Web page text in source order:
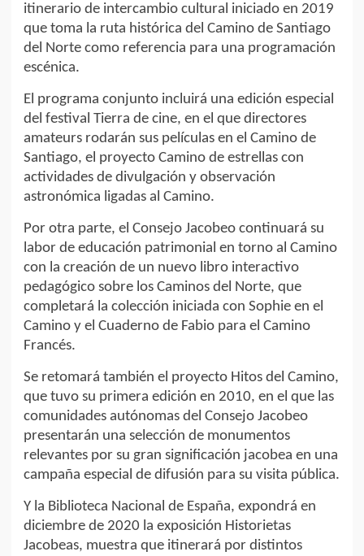
itinerario de intercambio cultural iniciado en 2019
que toma la ruta histórica del Camino de Santiago
del Norte como referencia para una programación
escénica.
El programa conjunto incluirá una edición especial
del festival Tierra de cine, en el que directores
amateurs rodarán sus películas en el Camino de
Santiago, el proyecto Camino de estrellas con
actividades de divulgación y observación
astronómica ligadas al Camino.
Por otra parte, el Consejo Jacobeo continuará su
labor de educación patrimonial en torno al Camino
con la creación de un nuevo libro interactivo
pedagógico sobre los Caminos del Norte, que
completará la colección iniciada con Sophie en el
Camino y el Cuaderno de Fabio para el Camino
Francés.
Se retomará también el proyecto Hitos del Camino,
que tuvo su primera edición en 2010, en el que las
comunidades autónomas del Consejo Jacobeo
presentarán una selección de monumentos
relevantes por su gran significación jacobea en una
campaña especial de difusión para su visita pública.
Y la Biblioteca Nacional de España, expondrá en
diciembre de 2020 la exposición Historietas
Jacobeas, muestra que itinerará por distintos